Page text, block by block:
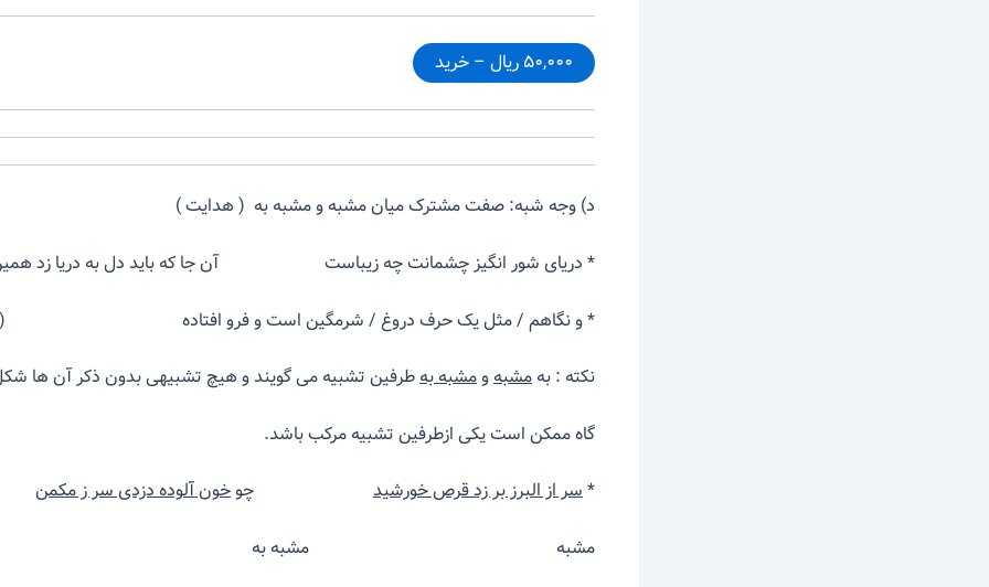
۵۰,۰۰۰ ریال – خرید
د) وجه شبه: صفت مشترک میان مشبه و مشبه به ( هدایت )
* دریای شور انگیز چشمانت چه زیباست آن جا که باید دل به دریا زد
* و نگاهم / مثل یک حرف دروغ / شرمگین است و فرو افتاده (
نکته : به مشبهومشبه بهطرفین تشبیه می گویند و هیچ تشبیهی بدون ذکر آن ها
گاه ممکن است یکی ازطرفین تشبیه مرکب باشد.
*‌سر از البرز بر زد قرص خورشید چوخون آلوده دزدی سر ز مکمن
مشبه مشبه به